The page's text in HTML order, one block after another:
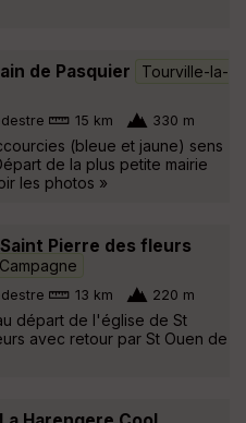
de Pasquier
Tourville-la-
15 km 330 m
(bleue et jaune) sens
de la plus petite mairie
les photos »
Pierre des fleurs
13 km 220 m
départ de l'église de St
avec retour par St Ouen de